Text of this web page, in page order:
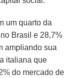
um quarto da
Brasil e 28,7%
ampliando sua
italiana que
do mercado de